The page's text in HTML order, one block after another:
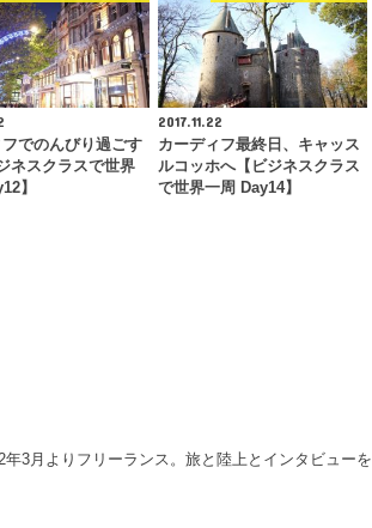
でのんびり過ごす
ネスクラスで世界
】
2017.11.22
カーディフ最終日、キャッス
ルコッホへ【ビジネスクラス
で世界一周 Day14】
3月よりフリーランス。旅と陸上とインタビューを